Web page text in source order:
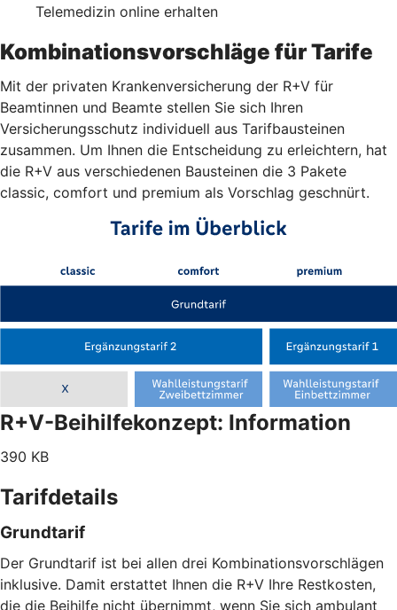
Telemedizin online erhalten
Kombinationsvorschläge für Tarife
Mit der privaten Krankenversicherung der R+V für
Beamtinnen und Beamte stellen Sie sich Ihren
Versicherungsschutz individuell aus Tarifbausteinen
zusammen. Um Ihnen die Entscheidung zu erleichtern, hat
die R+V aus verschiedenen Bausteinen die 3 Pakete
classic, comfort und premium als Vorschlag geschnürt.
R+V-Beihilfekonzept: Information
390 KB
Tarifdetails
Grundtarif
Der Grundtarif ist bei allen drei Kombinationsvorschlägen
inklusive. Damit erstattet Ihnen die R+V Ihre Restkosten,
die die Beihilfe nicht übernimmt, wenn Sie sich ambulant